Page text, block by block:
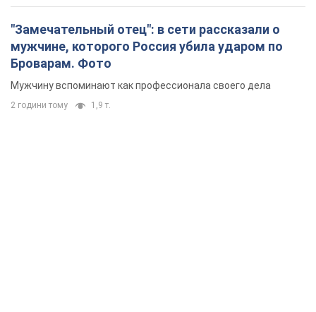
"Замечательный отец": в сети рассказали о
мужчине, которого Россия убила ударом по
Броварам. Фото
Мужчину вспоминают как профессионала своего дела
2 години тому 1,9 т.